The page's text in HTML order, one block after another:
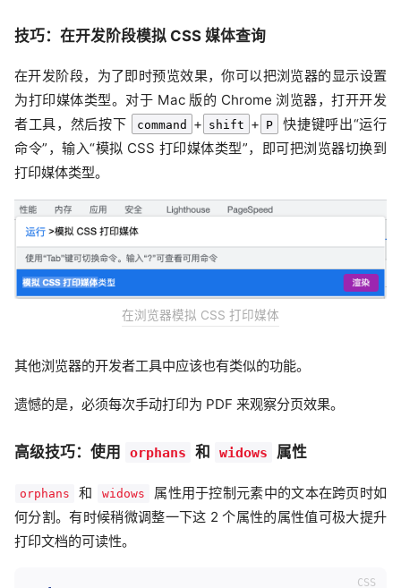
技巧：在开发阶段模拟 CSS 媒体查询
在开发阶段，为了即时预览效果，你可以把浏览器的显示设置
为打印媒体类型。对于 Mac 版的 Chrome 浏览器，打开开发
者工具，然后按下
command + shift + P
快捷键呼出“运行
命令”，输入“模拟 CSS 打印媒体类型”，即可把浏览器切换到
打印媒体类型。
在浏览器模拟 CSS 打印媒体
其他浏览器的开发者工具中应该也有类似的功能。
遗憾的是，必须每次手动打印为 PDF 来观察分页效果。
高级技巧：使用 orphans 和 widows 属性
orphans 和 widows
属性用于控制元素中的文本在跨页时如
何分割。有时候稍微调整一下这 2 个属性的属性值可极大提升
打印文档的可读性。